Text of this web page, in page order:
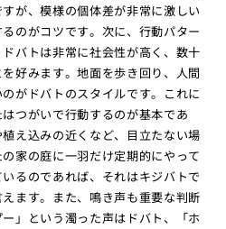
が、模様の個体差が非常に激しい
のがコツです。次に、行動パター
バトは非常に社会性が高く、数十
好みます。地面を歩き回り、人間
がドバトのスタイルです。これに
つがいで行動するのが基本であ
え込みの近くなど、目立たない場
家の庭に一羽だけ定期的にやって
るのであれば、それはキジバトで
ます。また、鳴き声も重要な判断
」という濁った声はドバト、「ホ